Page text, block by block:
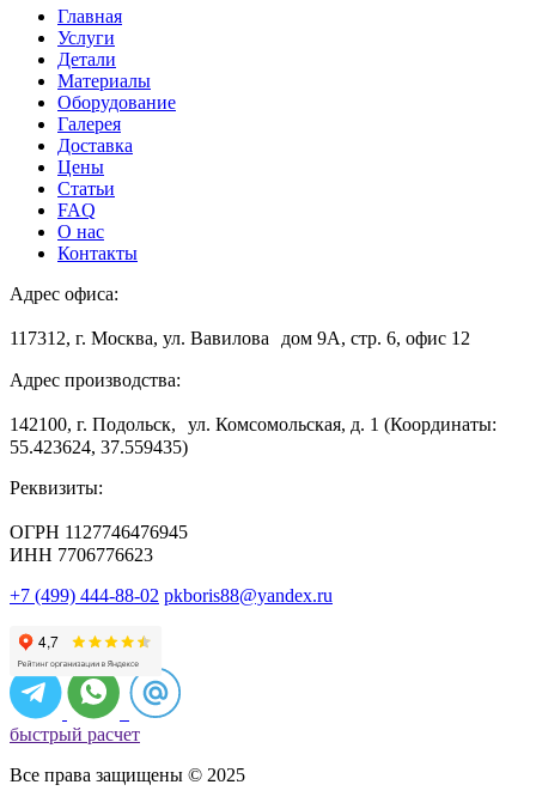
Главная
Услуги
Детали
Материалы
Оборудование
Галерея
Доставка
Цены
Статьи
FAQ
О нас
Контакты
Адрес офиса:
117312, г. Москва, ул. Вавилова дом 9А, стр. 6, офис 12
Адрес производства:
142100, г. Подольск, ул. Комсомольская, д. 1 (Координаты:
55.423624, 37.559435)
Реквизиты:
ОГРН 1127746476945
ИНН 7706776623
+7 (499) 444-88-02 pkboris88@yandex.ru
быстрый расчет
Все права защищены © 2025